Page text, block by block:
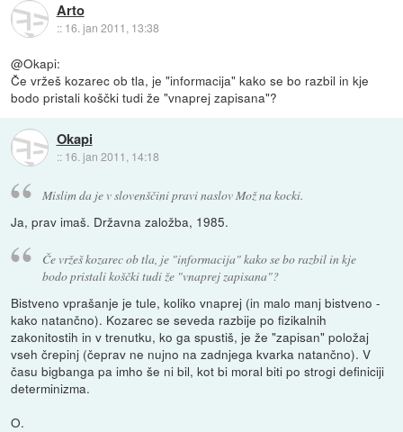
Arto
:: 16. jan 2011, 13:38
@Okapi:
Če vržeš kozarec ob tla, je "informacija" kako se bo razbil in kje
bodo pristali koščki tudi že "vnaprej zapisana"?
Okapi
:: 16. jan 2011, 14:18
Mislim da je v slovenščini pravi naslov Mož na kocki.
Ja, prav imaš. Državna založba, 1985.
Če vržeš kozarec ob tla, je "informacija" kako se bo razbil in kje
bodo pristali koščki tudi že "vnaprej zapisana"?
Bistveno vprašanje je tule, koliko vnaprej (in malo manj bistveno -
kako natančno). Kozarec se seveda razbije po fizikalnih
zakonitostih in v trenutku, ko ga spustiš, je že "zapisan" položaj
vseh črepinj (čeprav ne nujno na zadnjega kvarka natančno). V
času bigbanga pa imho še ni bil, kot bi moral biti po strogi definiciji
determinizma.
O.